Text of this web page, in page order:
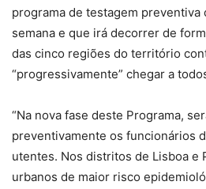
programa de testagem preventiva
semana e que irá decorrer de
das cinco regiões do território
“progressivamente” chegar a
“Na nova fase deste Programa,
preventivamente os funcionários
utentes. Nos distritos de Lisboa e
urbanos de maior risco